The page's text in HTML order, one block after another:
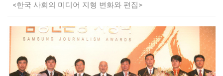
<한국 사회의 미디어 지형 변화와 편집>